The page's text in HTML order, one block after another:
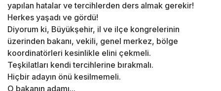
yapılan hatalar ve tercihlerden ders almak gerekir!
Herkes yaşadı ve gördü!
Diyorum ki, Büyükşehir, il ve ilçe kongrelerinin
üzerinden bakanı, vekili, genel merkez, bölge
koordinatörleri kesinlikle elini çekmeli.
Teşkilatları kendi tercihlerine bırakmalı.
Hiçbir adayın önü kesilmemeli.
O bakanın adamı...